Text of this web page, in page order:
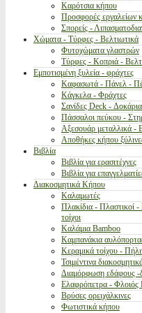
Καρότσια κήπου
Προσφορές εργαλείων
Σπορείς -
Χώματα - Τύρφες - Βελτιωτικά
Φυτοχώματα γλαστρών
Τύρφες - Κοπριά -
Εμποτισμένη ξυλεία - φράχτες
Καφασωτά - Πάνελ -
Κάγκελα - Φράχτες
Σανίδες Deck -
Πάσσαλοι πεύκου -
Αξεσουάρ μεταλλικά -
Αποθήκες κήπου
Βιβλία
Βιβλία για ερασιτέχνες
Βιβλία για
Διακοσμητικά Κήπου
Καλαμωτές
Πλακίδια - Πλαστικοί
τοίχοι
Καλάμια Bamboo
Καμπανάκια
Κεραμικά τοίχου -
Τσιμέντινα
Διαμόρφωση εδάφους -
Ελαφρόπετρα - Φλοιός
Βρύσες ορειχάλκινες
Φωτιστικά κήπου